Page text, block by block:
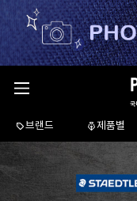
브랜드 제품별